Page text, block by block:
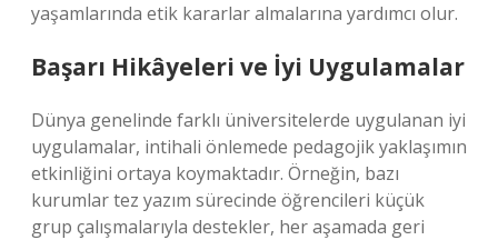
yaşamlarında etik kararlar almalarına yardımcı olur.
Başarı Hikâyeleri ve İyi Uygulamalar
Dünya genelinde farklı üniversitelerde uygulanan iyi
uygulamalar, intihali önlemede pedagojik yaklaşımın
etkinliğini ortaya koymaktadır. Örneğin, bazı
kurumlar tez yazım sürecinde öğrencileri küçük
grup çalışmalarıyla destekler, her aşamada geri